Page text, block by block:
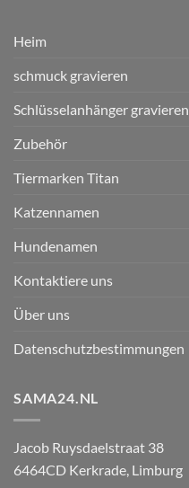
Heim
schmuck gravieren
Schlüsselanhänger gravieren
Zubehör
Tiermarken Titan
Katzennamen
Hundenamen
Kontaktiere uns
Über uns
Datenschutzbestimmungen
SAMA24.NL
Jacob Ruysdaelstraat 38
6464CD Kerkrade Limburg